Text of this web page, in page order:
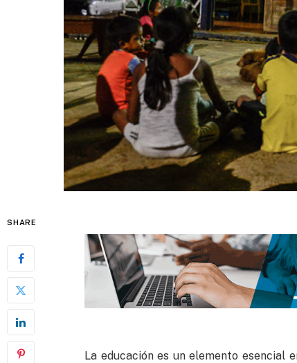
SHARE
La educación es un elemento esencial